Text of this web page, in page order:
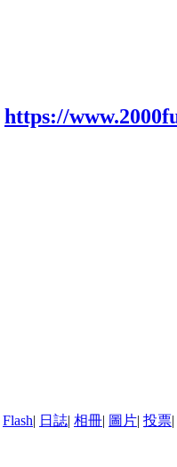
https://
Flash| 日誌| 相冊| 圖片| 投票|